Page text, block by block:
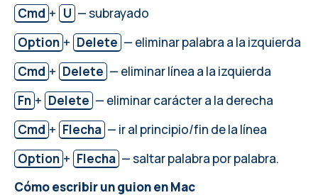
Cmd + U — subrayado
Option + Delete — eliminar palabra a la izquierda
Cmd + Delete — eliminar línea a la izquierda
Fn + Delete — eliminar carácter a la derecha
Cmd + Flecha — ir al principio/fin de la línea
Option + Flecha — saltar palabra por palabra.
Cómo escribir un guion en Mac